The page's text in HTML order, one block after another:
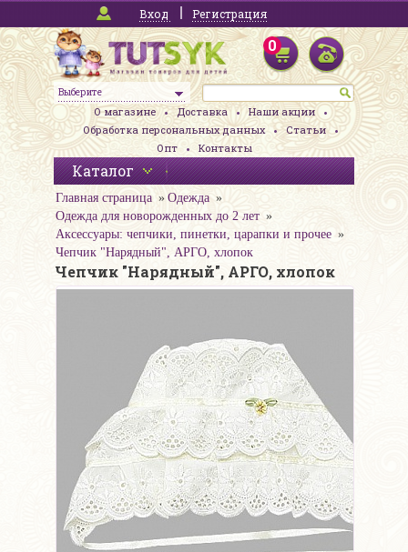
Вход Регистрация
Выберите
0
О магазине Доставка
Наши акции
Обработка персональных данных
Статьи
Опт
Контакты
Каталог
Главная страница
Одежда
Одежда для новорожденных до 2 лет
Аксессуары: чепчики, пинетки, царапки и прочее
Чепчик "Нарядный", АРГО, хлопок
Чепчик "Нарядный", АРГО, хлопок